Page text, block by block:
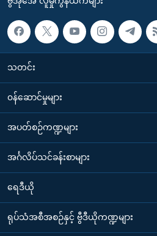
သတင်း
၀န်ဆောင်မှုများ
အပတ်စဉ်ကဏ္ဍများ
အင်္ဂလိပ်သင်ခန်းစာများ
ရေဒီယို
ရုပ်သံအစီအစဉ်နှင့် ဗွီဒီယိုကဏ္ဍများ